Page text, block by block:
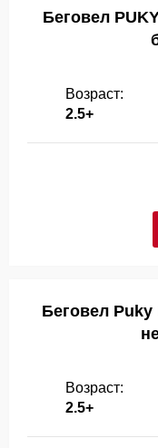
Беговел
Возраст:
2.5+
Беговел
Возраст:
2.5+